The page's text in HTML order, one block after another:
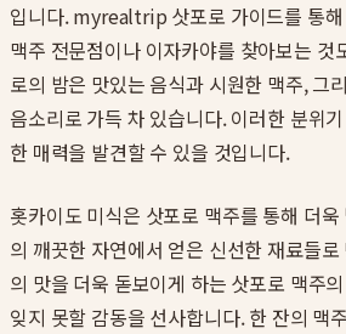
입니다. myrealtrip 삿포로 가이드를 통
맥주 전문점이나 이자카야를 찾아보는 것
로의 밤은 맛있는 음식과 시원한 맥주, 그
음소리로 가득 차 있습니다. 이러한 분위
한 매력을 발견할 수 있을 것입니다.
홋카이도 미식은 삿포로 맥주를 통해 더
의 깨끗한 자연에서 얻은 신선한 재료들
의 맛을 더욱 돋보이게 하는 삿포로 맥주
잊지 못할 감동을 선사합니다. 한 잔의 맥